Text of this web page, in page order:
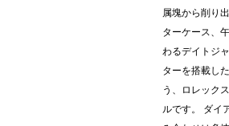
店舗情報
属塊から削り
ターケース、
わるデイトジ
ターを搭載し
う、ロレック
ルです。 ダイ